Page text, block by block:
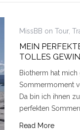
MissBB on Tour,
MEIN
TOLLES
Biotherm hat
Sommermoment
Da bin ich ihnen
perfekten
Read More